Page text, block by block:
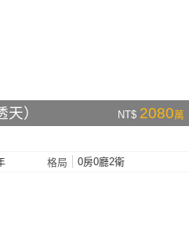
） NT$ 2080萬
格局 0房0廳2衛